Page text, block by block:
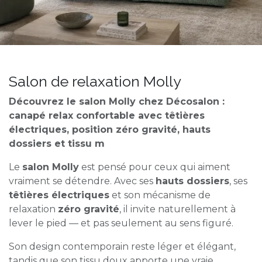
Salon de relaxation Molly
Découvrez le salon Molly chez Décosalon :
canapé relax confortable avec têtières
électriques, position zéro gravité, hauts
dossiers et tissu m
Le salon Molly est pensé pour ceux qui aiment
vraiment se détendre. Avec ses hauts dossiers, ses
têtières électriques et son mécanisme de
relaxation zéro gravité, il invite naturellement à
lever le pied — et pas seulement au sens figuré.
Son design contemporain reste léger et élégant,